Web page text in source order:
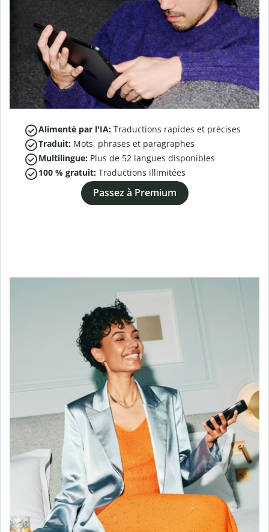
Alimenté par l'IA: Traductions rapides et précises
Traduit: Mots, phrases et paragraphes
Multilingue: Plus de 52 langues disponibles
100 % gratuit: Traductions illimitées
Passez à Premium